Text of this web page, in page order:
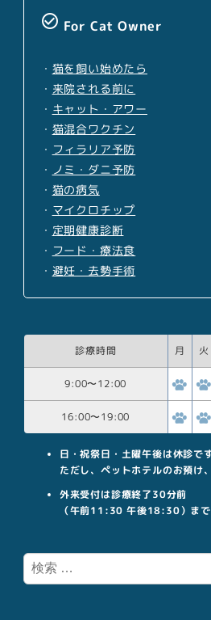
check_circle_outline For Cat Owner
・ 猫を飼い始めたら
・ 来院される前に
・ キャット・アワー
・ 猫混合ワクチン
・ フィラリア予防
・ ノミ・ダニ予防
・ 猫の病気
・ マイクロチップ
・ 定期健康診断
・ フード・療法食
・ 避妊・去勢手術
診療時間 月 火
9:00〜12:00
16:00〜19:00
日・祝祭日・土曜午後は休診です
ただし、ペットホテルのお預け
外来受付は診療終了30分前
（午前11:30 午後18:30）まで
検
索